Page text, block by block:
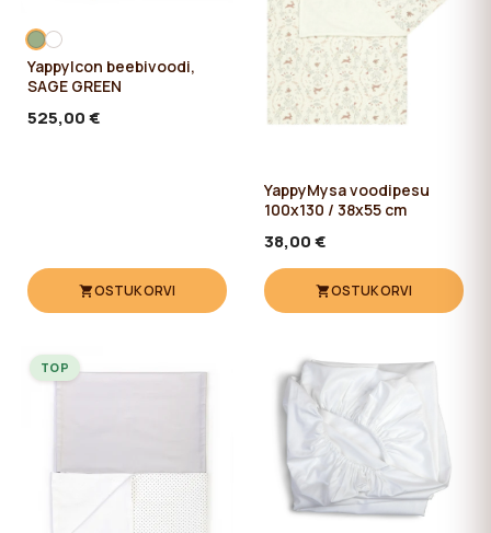
YappyIcon beebivoodi,
SAGE GREEN
525,00 €
OSTUKORVI
YappyMysa voodipesu
100x130 / 38x55 cm
38,00 €
OSTUKORVI
TOP